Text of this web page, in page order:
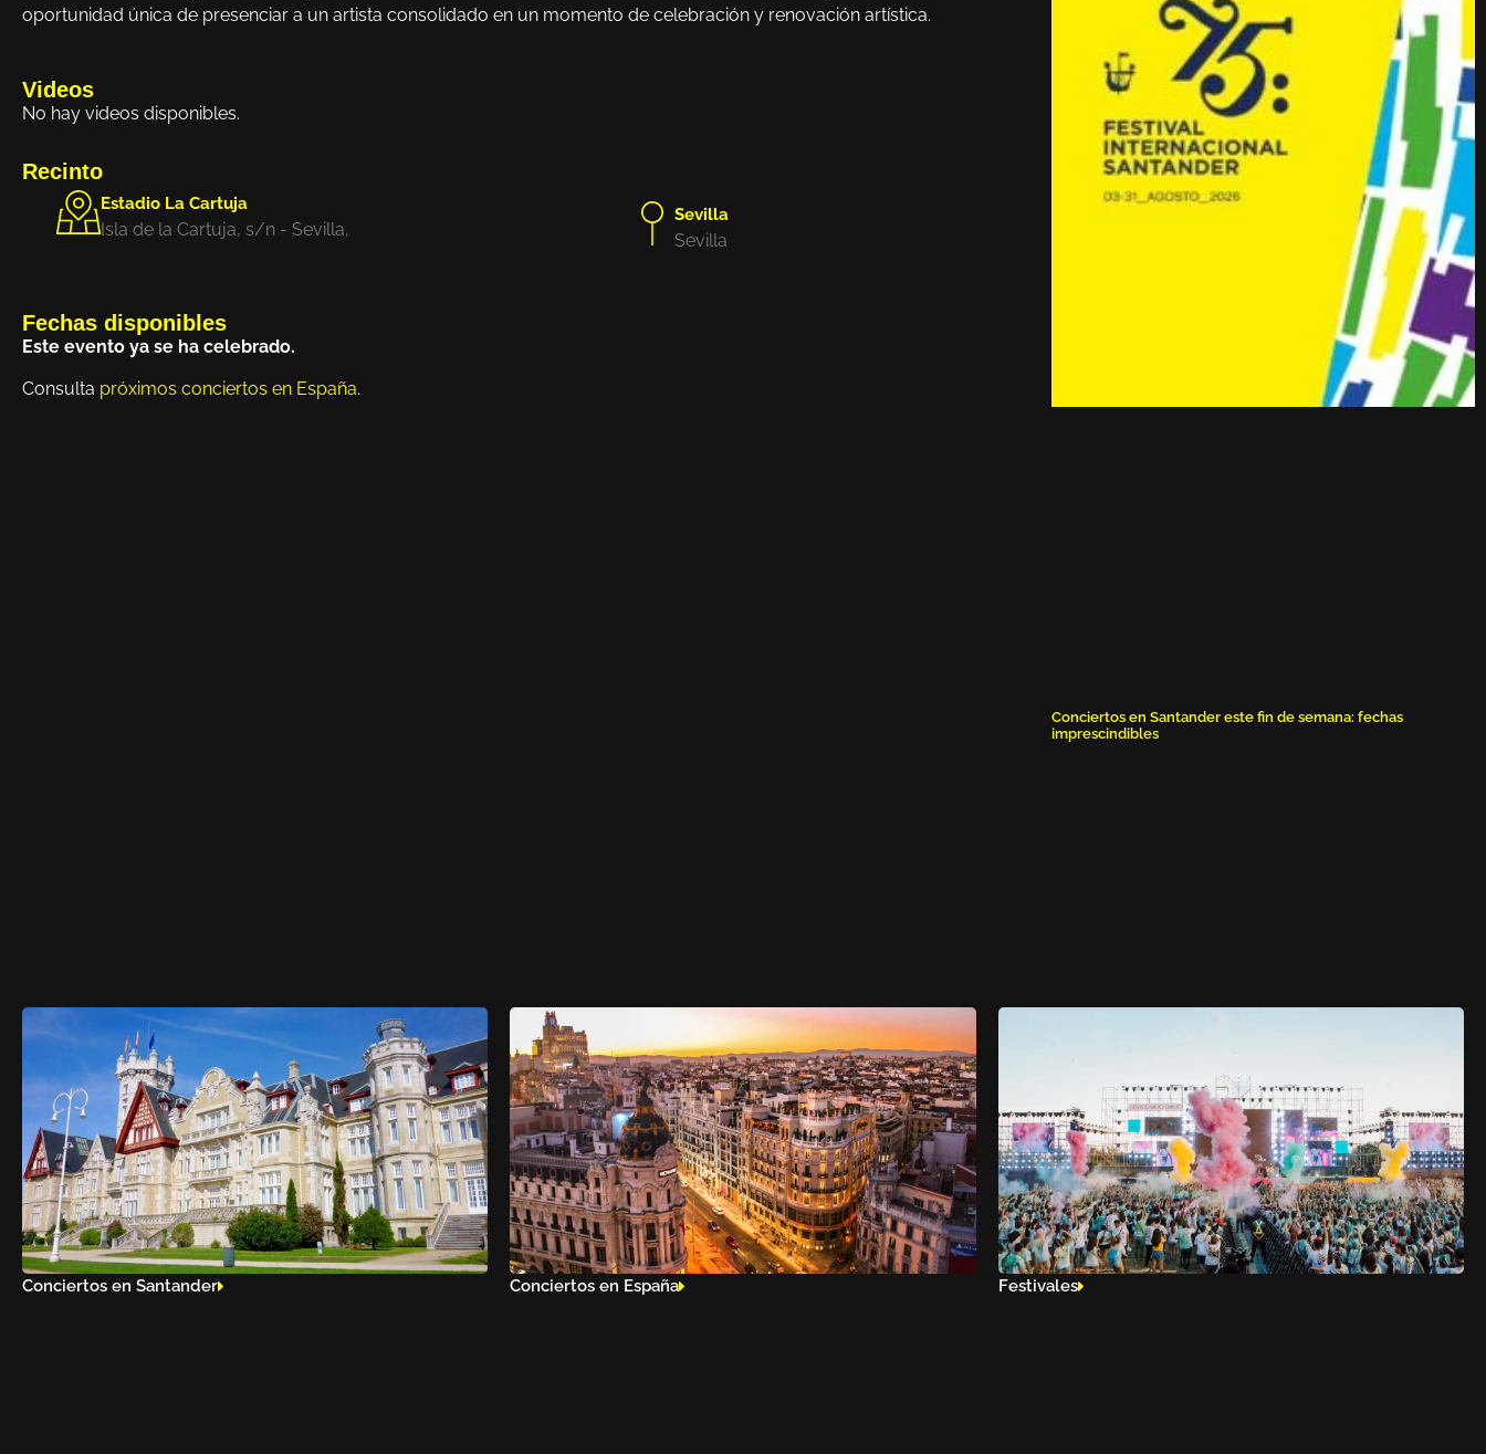
oportunidad única de presenciar a un artista consolidado en un momento de celebración y renovación artística.
Videos
No hay videos disponibles.
Recinto
Estadio La Cartuja
Isla de la Cartuja, s/n - Sevilla,
Sevilla
Sevilla
Fechas disponibles
Este evento ya se ha celebrado.
Consulta próximos conciertos en España.
Conciertos en Santander este fin de semana: fechas
imprescindibles
Conciertos en Santander Conciertos en España Festivales